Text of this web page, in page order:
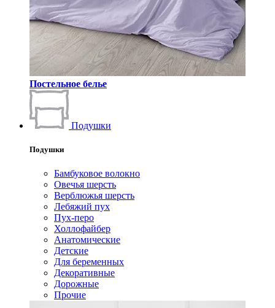
Постельное белье
Подушки
Подушки
Бамбуковое волокно
Овечья шерсть
Верблюжья шерсть
Лебяжий пух
Пух-перо
Холлофайбер
Анатомические
Детские
Для беременных
Декоративные
Дорожные
Прочие